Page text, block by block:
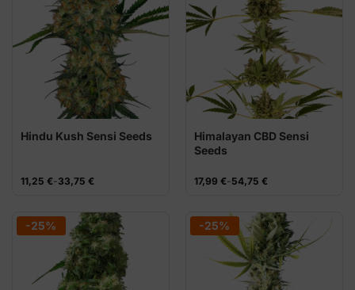
Hindu Kush Sensi Seeds
11,25 €-33,75 €
Rango
de
11,25 €
hasta
33,75 €
Himalayan CBD Sensi
Seeds
17,99 €-54,75 €
Rango
de
17,99 €
hasta
54,75 €
-25% -25%